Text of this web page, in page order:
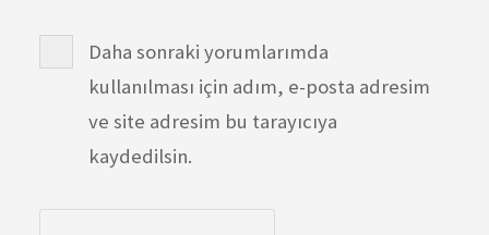
Daha sonraki yorumlarımda
kullanılması için adım, e-posta adresim
ve site adresim bu tarayıcıya
kaydedilsin.